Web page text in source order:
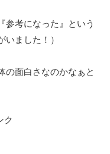
参考になった』という
ました！）
の面白さなのかなぁと
ク